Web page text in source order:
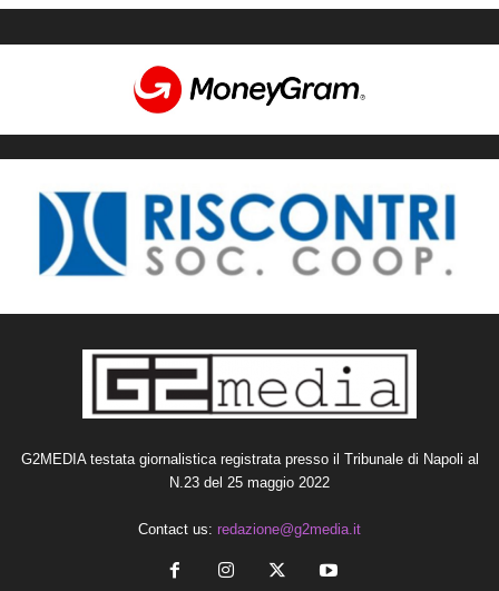
G2MEDIA testata giornalistica registrata presso il Tribunale di Napoli al
N.23 del 25 maggio 2022
Contact us: redazione@g2media.it